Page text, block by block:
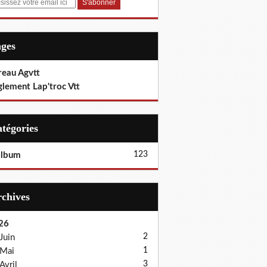
Agvtt
Lap'troc Vtt
123
Juin
2
Mai 1
Avril 3